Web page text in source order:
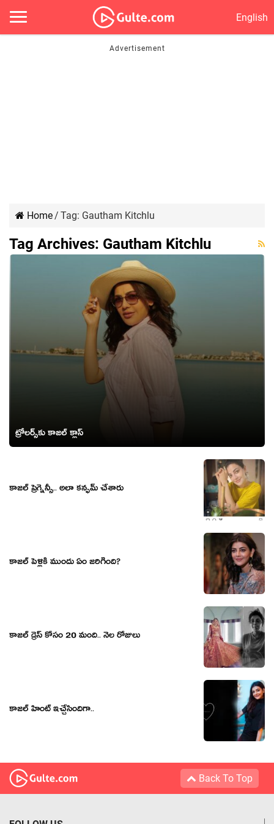
English
Home/ Tag: Gautham Kitchlu
Tag Archives: Gautham Kitchlu
ట్రోలర్స్‌కు కాజల్ క్లాస్
కాజల్ ప్రెగ్నెన్సీ.. అలా కన్ఫమ్ చేశారు
కాజల్‌ పెళ్లికి ముందు ఏం జరిగింది?
కాజల్ డ్రెస్ కోసం 20 మంది.. నెల రోజులు
కాజ‌ల్ హింట్ ఇచ్చేసిందిగా..
Back To Top